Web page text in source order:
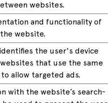
websites.
and functionality of
website.
the user's device
that use the same
allow targeted ads.
with the website’s search-